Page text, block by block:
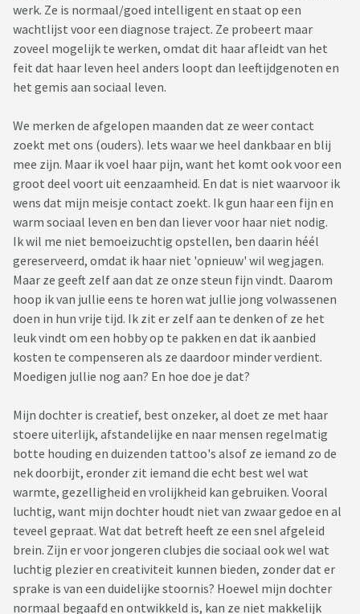
werk. Ze is normaal/goed intelligent en staat op een
wachtlijst voor een diagnose traject. Ze probeert maar
zoveel mogelijk te werken, omdat dit haar afleidt van het
feit dat haar leven heel anders loopt dan leeftijdgenoten en
het gemis aan sociaal leven.
We merken de afgelopen maanden dat ze weer contact
zoekt met ons (ouders). Iets waar we heel dankbaar en blij
mee zijn. Maar ik voel haar pijn, want het komt ook voor een
groot deel voort uit eenzaamheid. En dat is niet waarvoor ik
wens dat mijn meisje contact zoekt. Ik gun haar een fijn en
warm sociaal leven en ben dan liever voor haar niet nodig.
Ik wil me niet bemoeizuchtig opstellen, ben daarin héél
gereserveerd, omdat ik haar niet 'opnieuw' wil wegjagen.
Maar ze geeft zelf aan dat ze onze steun fijn vindt. Daarom
hoop ik van jullie eens te horen wat jullie jong volwassenen
doen in hun vrije tijd. Ik zit er zelf aan te denken of ze het
leuk vindt om een hobby op te pakken en dat ik aanbied
kosten te compenseren als ze daardoor minder verdient.
Moedigen jullie nog aan? En hoe doe je dat?
Mijn dochter is creatief, best onzeker, al doet ze met haar
stoere uiterlijk, afstandelijke en naar mensen regelmatig
botte houding en duizenden tattoo's alsof ze iemand zo de
nek doorbijt, eronder zit iemand die echt best wel wat
warmte, gezelligheid en vrolijkheid kan gebruiken. Vooral
luchtig, want mijn dochter houdt niet van zwaar gedoe en al
teveel gepraat. Wat dat betreft heeft ze een snel afgeleid
brein. Zijn er voor jongeren clubjes die sociaal ook wel wat
luchtig plezier en creativiteit kunnen bieden, zonder dat er
sprake is van een duidelijke stoornis? Hoewel mijn dochter
normaal begaafd en ontwikkeld is, kan ze niet makkelijk